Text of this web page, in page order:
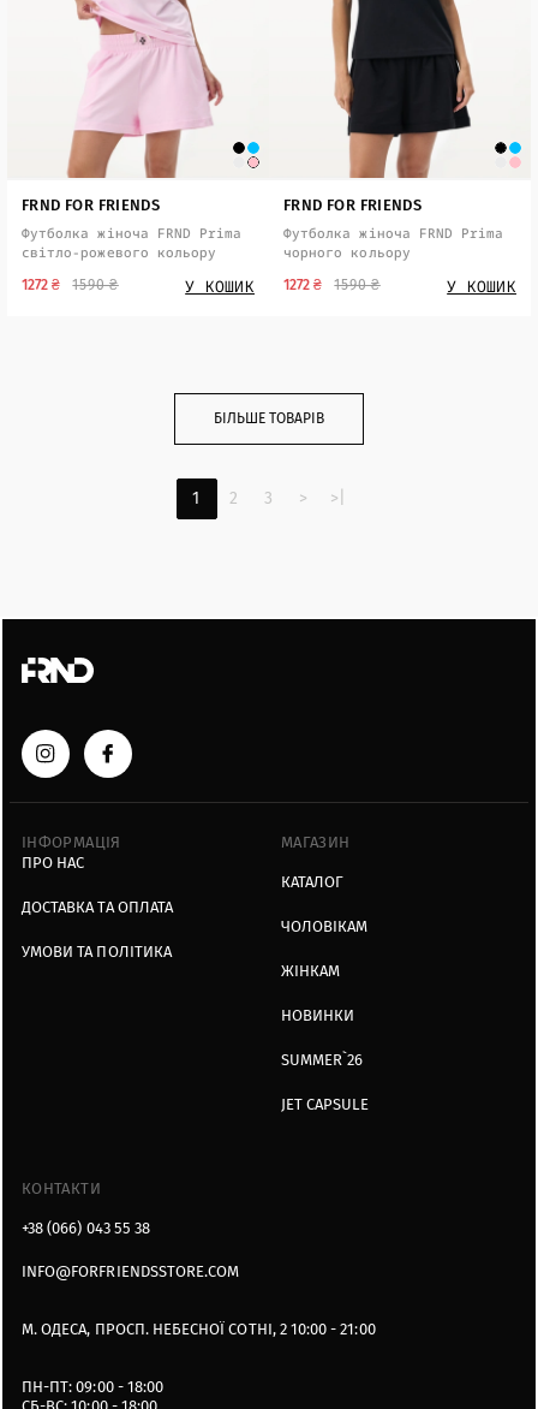
FRND FOR FRIENDS
Футболка жіноча FRND Prima
світло-рожевого кольору
1590 ₴
1272 ₴ У КОШИК
FRND FOR FRIENDS
Футболка жіноча FRND Prima
чорного кольору
1590 ₴
1272 ₴ У КОШИК
БІЛЬШЕ ТОВАРІВ
1 2 3 > >|
КОНТАКТИ
+38 (066) 043 55 38
INFO@FORFRIENDSSTORE.COM
М. ОДЕСА, ПРОСП. НЕБЕСНОЇ СОТНІ, 2 10:00 - 21:00
ПН-ПТ: 09:00 - 18:00
ІНФОРМАЦІЯ
ПРО НАС
ДОСТАВКА ТА ОПЛАТА
УМОВИ ТА ПОЛІТИКА
МАГАЗИН
КАТАЛОГ
ЧОЛОВІКАМ
ЖІНКАМ
НОВИНКИ
SUMMER`26
JET CAPSULE